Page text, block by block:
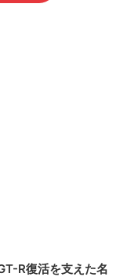
R復活を支えた名